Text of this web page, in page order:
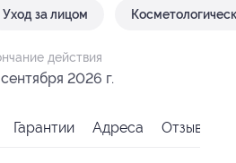
Уход за лицом
действия
2026 г.
Гарантии Адреса Отзывы